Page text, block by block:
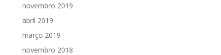
novembro 2019
abril 2019
março 2019
novembro 2018